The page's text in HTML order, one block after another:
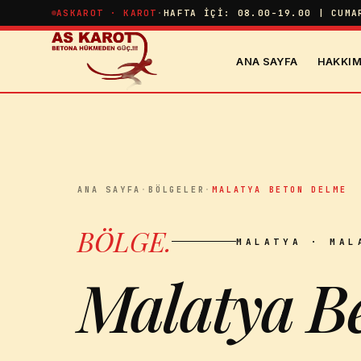
İçeriğe atlaASKAROT · KAROT ·HAFTA İÇI: 08.00-19.00 |
ANA SAYFA
ANA SAYFA ·BÖLGELER ·MALATYA BETON DELME
BÖLGE. MALATYA ·
Malatya